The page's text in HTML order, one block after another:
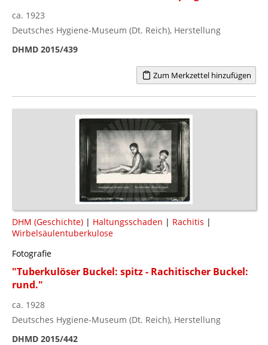
ca. 1923
Deutsches Hygiene-Museum (Dt. Reich), Herstellung
DHMD 2015/439
Zum Merkzettel hinzufügen
DHM (Geschichte) | Haltungsschaden | Rachitis |
Wirbelsäulentuberkulose
Fotografie
"Tuberkulöser Buckel: spitz - Rachitischer Buckel:
rund."
ca. 1928
Deutsches Hygiene-Museum (Dt. Reich), Herstellung
DHMD 2015/442